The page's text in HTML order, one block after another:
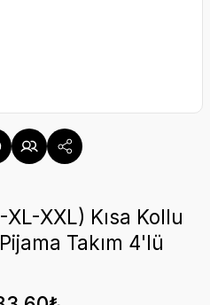
XXL) Kısa Kollu
Takım 4'lü